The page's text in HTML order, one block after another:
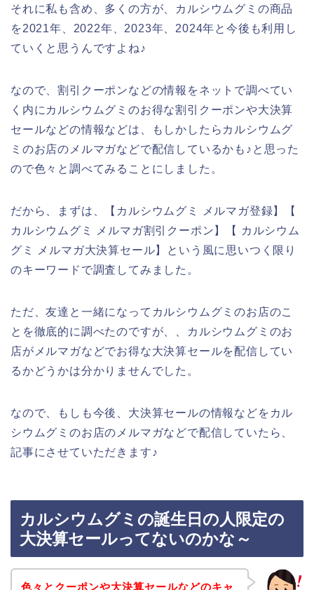
それに私も含め、多くの方が、カルシウムグミの商品
を2021年、2022年、2023年、2024年と今後も利用し
ていくと思うんですよね♪
なので、割引クーポンなどの情報をネットで調べてい
く内にカルシウムグミのお得な割引クーポンや大決算
セールなどの情報などは、もしかしたらカルシウムグ
ミのお店のメルマガなどで配信しているかも♪と思った
ので色々と調べてみることにしました。
だから、まずは、【カルシウムグミ メルマガ登録】【
カルシウムグミ メルマガ割引クーポン】【 カルシウム
グミ メルマガ大決算セール】という風に思いつく限り
のキーワードで調査してみました。
ただ、友達と一緒になってカルシウムグミのお店のこ
とを徹底的に調べたのですが、、カルシウムグミのお
店がメルマガなどでお得な大決算セールを配信してい
るかどうかは分かりませんでした。
なので、もしも今後、大決算セールの情報などをカル
シウムグミのお店のメルマガなどで配信していたら、
記事にさせていただきます♪
カルシウムグミの誕生日の人限定の
大決算セールってないのかな～
色々とクーポンや大決算セールなどのキャ